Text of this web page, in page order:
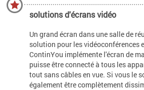
solutions d'écrans vidéo
Un grand écran dans une salle de
solution pour les vidéoconférences
ContinYou implémente l'écran de
puisse être connecté à tous les
tout sans câbles en vue. Si vous le
également être complètement